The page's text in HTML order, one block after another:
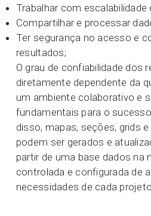
Trabalhar com escalabilidade
Compartilhar e processar
Ter segurança no acesso e
resultados;
O grau de confiabilidade dos
diretamente dependente da
um ambiente colaborativo e
fundamentais para o
disso, mapas, seções, grids
podem ser gerados e
partir de uma base dados na
controlada e configurada de
necessidades de cada